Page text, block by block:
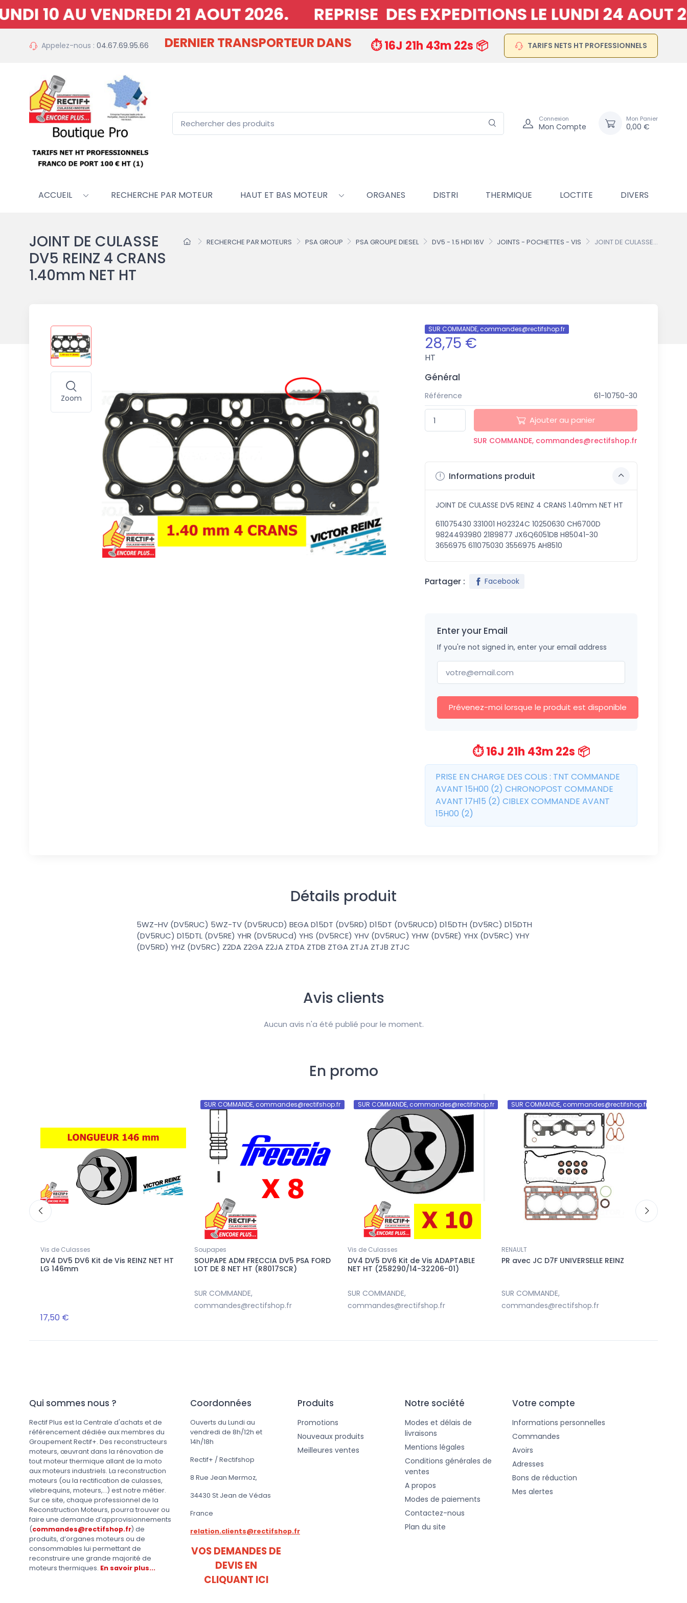
10 AU VENDREDI 21 AOUT 2026. REPRISE DES EXPEDITIONS LE LUNDI 24 AOUT
Appelez-nous : 04.67.69.95.66 DERNIER TRANSPORTEUR DANS ⏱️ 16J 21h 43m 21s 📦 TARIFS NETS HT PROFESSIONNELS
Connexion
Mon Compte
Mon Panier
0,00 €
ACCUEIL RECHERCHE PAR MOTEUR HAUT ET BAS MOTEUR ORGANES DISTRI THERMIQUE LOCTITE DIVERS
RECHERCHE PAR MOTEURS PSA GROUP PSA GROUPE DIESEL DV5 - 1.5 HDI 16V JOINTS - POCHETTES - VIS JOINT DE CULASSE...
JOINT DE CULASSE
DV5 REINZ 4 CRANS
1.40mm NET HT
Zoom
SUR COMMANDE, commandes@rectifshop.fr
28,75 €
HT
Général
Référence 61-10750-30
Ajouter au panier
SUR COMMANDE, commandes@rectifshop.fr
Informations produit
JOINT DE CULASSE DV5 REINZ 4 CRANS 1.40mm NET HT
611075430 331001 HG2324C 10250630 CH6700D
9824493980 2189877 JX6Q6051DB H85041-30
3656975 611075030 3556975 AH8510
Partager : Facebook
Enter your Email
If you're not signed in, enter your email address
Prévenez-moi lorsque le produit est disponible
⏱️ 16J 21h 43m 21s 📦
PRISE EN CHARGE DES COLIS : TNT COMMANDE
AVANT 15H00 (2) CHRONOPOST COMMANDE
AVANT 17H15 (2) CIBLEX COMMANDE AVANT
15H00 (2)
Détails produit
5WZ-HV (DV5RUC) 5WZ-TV (DV5RUCD) BEGA D15DT (DV5RD) D15DT (DV5RUCD) D15DTH (DV5RC) D15DTH
(DV5RUC) D15DTL (DV5RE) YHR (DV5RUCd) YHS (DV5RCE) YHV (DV5RUC) YHW (DV5RE) YHX (DV5RC) YHY
(DV5RD) YHZ (DV5RC) Z2DA Z2GA Z2JA ZTDA ZTDB ZTGA ZTJA ZTJB ZTJC
Avis clients
Aucun avis n'a été publié pour le moment.
En promo
Vis de Culasses
DV4 DV5 DV6 Kit de Vis REINZ NET HT
LG 146mm
17,50 €
SUR COMMANDE, commandes@rectifshop.fr
Soupapes
SOUPAPE ADM FRECCIA DV5 PSA FORD
LOT DE 8 NET HT (R8017SCR)
SUR COMMANDE,
commandes@rectifshop.fr
SUR COMMANDE, commandes@rectifshop.fr
Vis de Culasses
DV4 DV5 DV6 Kit de Vis ADAPTABLE
NET HT (258290/14-32206-01)
SUR COMMANDE,
commandes@rectifshop.fr
SUR COMMANDE, commandes@rectifshop.fr
RENAULT
PR avec JC D7F UNIVERSELLE REINZ
SUR COMMANDE,
commandes@rectifshop.fr
Qui sommes nous ?
Rectif Plus est la Centrale d'achats et de
référencement dédiée aux membres du
Groupement Rectif+. Des reconstructeurs
moteurs, œuvrant dans la rénovation de
tout moteur thermique allant de la moto
aux moteurs industriels. La reconstruction
moteurs (ou la rectification de culasses,
vilebrequins, moteurs,...) est notre métier.
Sur ce site, chaque professionnel de la
Reconstruction Moteurs, pourra trouver ou
faire une demande d’approvisionnements
(commandes@rectifshop.fr) de
produits, d’organes moteurs ou de
consommables lui permettant de
reconstruire une grande majorité de
moteurs thermiques. En savoir plus...
Coordonnées
Ouverts du Lundi au
vendredi de 8h/12h et
14h/18h
Rectif+ / Rectifshop
8 Rue Jean Mermoz,
34430 St Jean de Védas
France
relation.clients@rectifshop.fr
VOS DEMANDES DE
DEVIS EN
CLIQUANT ICI
Produits
Promotions
Nouveaux produits
Meilleures ventes
Notre société
Modes et délais de
livraisons
Mentions légales
Conditions générales de
ventes
A propos
Modes de paiements
Contactez-nous
Plan du site
Votre compte
Informations personnelles
Commandes
Avoirs
Adresses
Bons de réduction
Mes alertes